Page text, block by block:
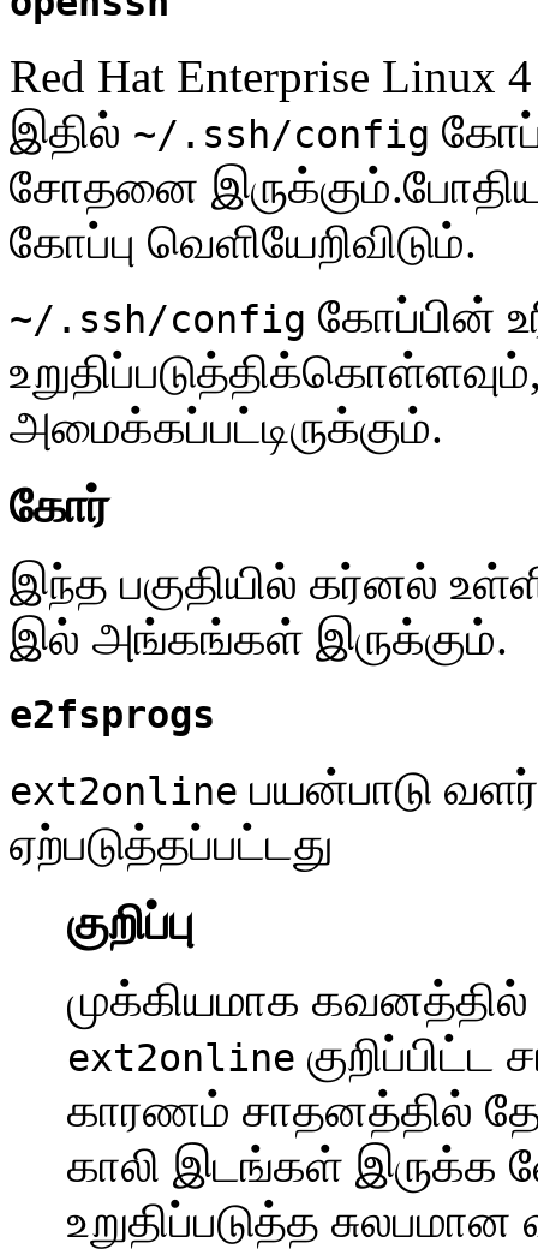
Red Hat Enterprise Linux
இதில் ~/.ssh/config
சோதனை
கோப்பு வெளியேறிவிடும்.
~/.ssh/config கோப்பின்
அமைக்கப்பட்டிருக்கும்.
கோர்
இந்த பகுதியில் கர்னல்
இல் அங்கங்கள் இருக்கும்.
e2fsprogs
ext2online பயன்பாடு
ஏற்படுத்தப்பட்டது
குறிப்பு
முக்கியமாக
ext2online
காரணம் சாதனத்தில்
காலி இடங்கள் இருக்க
உறுதிப்படுத்த சுலபமான